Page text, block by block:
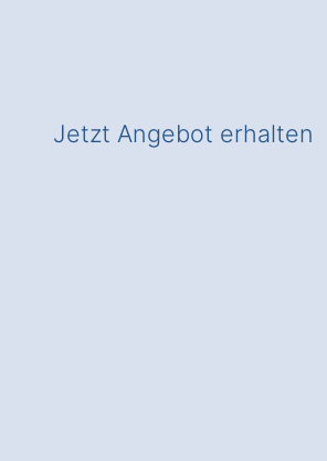
Jetzt Angebot erhalten